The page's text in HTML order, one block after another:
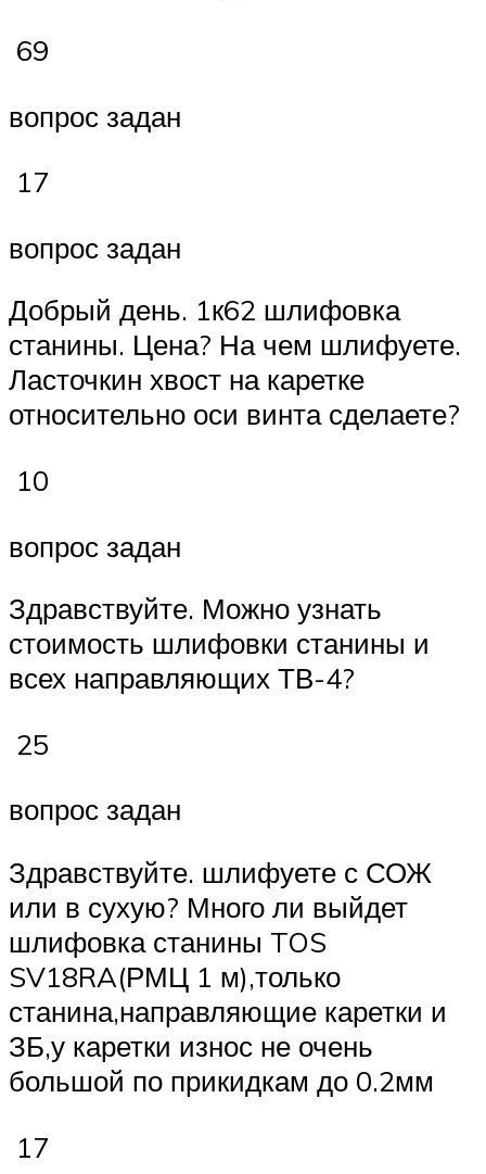
69
вопрос задан
17
вопрос задан
Добрый день. 1к62 шлифовка
станины. Цена? На чем шлифуете.
Ласточкин хвост на каретке
относительно оси винта сделаете?
10
вопрос задан
Здравствуйте. Можно узнать
стоимость шлифовки станины и
всех направляющих ТВ-4?
25
вопрос задан
Здравствуйте. шлифуете с СОЖ
или в сухую? Много ли выйдет
шлифовка станины TOS
SV18RA(РМЦ 1 м),только
станина,направляющие каретки и
ЗБ,у каретки износ не очень
большой по прикидкам до 0.2мм
17